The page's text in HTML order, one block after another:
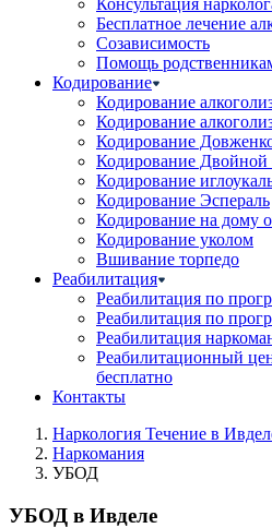
Консультация
Бесплатное лечение
Созависимость
Помощь
Кодирование
Кодирование
Кодирование
Кодирование
Кодирование Двойной
Кодирование
Кодирование Эспераль
Кодирование на дому
Кодирование уколом
Вшивание торпедо
Реабилитация
Реабилитация по
Реабилитация по
Реабилитация
Реабилитационный
бесплатно
Контакты
Наркология Течение в
Наркомания
УБОД
УБОД в Ивделе